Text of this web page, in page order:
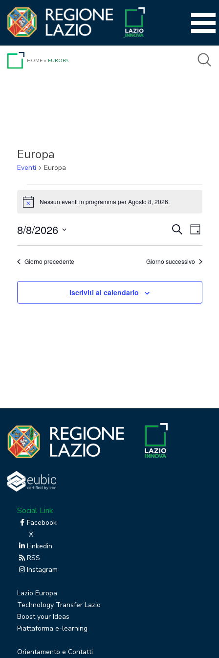
contenuto
HOME » EUROPA
Europa
Eventi Europa
Eventi
for
Agosto
8,
2026
Notice Nessun eventi in programma per Agosto 8, 2026.
Eventi
Ricerca
e
viste
Cerca
Viste
Giorno
8/8/2026
Seleziona
data.
Giorno precedente Giorno successivo
Iscriviti al calendario
Social Link
Facebook
X
Linkedin
RSS
Instagram
Lazio Europa
Technology Transfer Lazio
Boost your Ideas
Piattaforma e-learning
Orientamento e Contatti